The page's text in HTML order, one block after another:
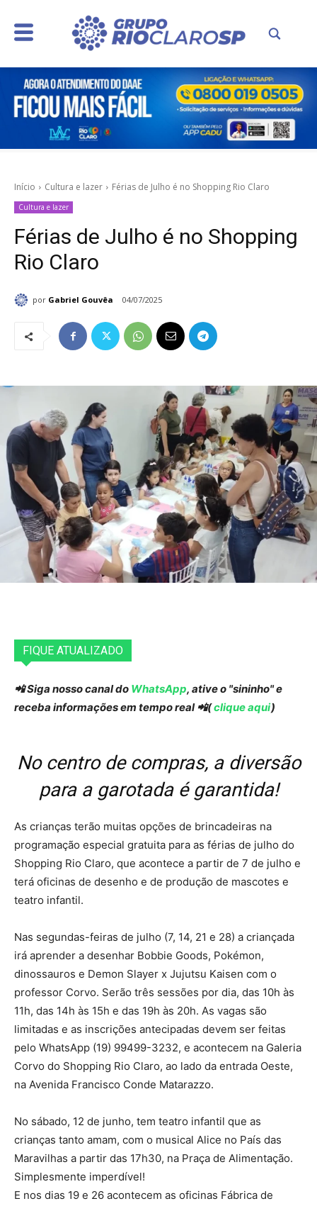
Início Cultura e lazer Férias de Julho é no Shopping Rio Claro
Cultura e lazer
Férias de Julho é no Shopping
Rio Claro
por Gabriel Gouvêa 04/07/2025
FIQUE ATUALIZADO
📲 Siga nosso canal do WhatsApp, ative o "sininho" e
receba informações em tempo real 📲(clique aqui)
No centro de compras, a diversão
para a garotada é garantida!
As crianças terão muitas opções de brincadeiras na
programação especial gratuita para as férias de julho do
Shopping Rio Claro, que acontece a partir de 7 de julho e
terá oficinas de desenho e de produção de mascotes e
teatro infantil.
Nas segundas-feiras de julho (7, 14, 21 e 28) a criançada
irá aprender a desenhar Bobbie Goods, Pokémon,
dinossauros e Demon Slayer x Jujutsu Kaisen com o
professor Corvo. Serão três sessões por dia, das 10h às
11h, das 14h às 15h e das 19h às 20h. As vagas são
limitadas e as inscrições antecipadas devem ser feitas
pelo WhatsApp (19) 99499-3232, e acontecem na Galeria
Corvo do Shopping Rio Claro, ao lado da entrada Oeste,
na Avenida Francisco Conde Matarazzo.
No sábado, 12 de junho, tem teatro infantil que as
crianças tanto amam, com o musical Alice no País das
Maravilhas a partir das 17h30, na Praça de Alimentação.
Simplesmente imperdível!
E nos dias 19 e 26 acontecem as oficinas Fábrica de